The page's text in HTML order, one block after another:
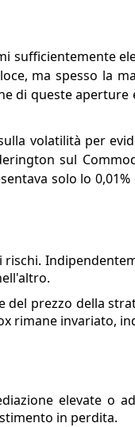
sufficientemente
ma spesso la
di queste aperture
volatilità per
sul
solo lo
prezzo della
rimane invariato,
elevate o
in perdita.